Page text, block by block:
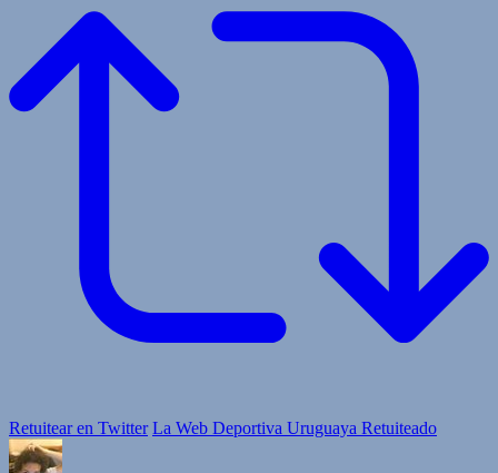
Retuitear en Twitter La Web Deportiva Uruguaya Retuiteado